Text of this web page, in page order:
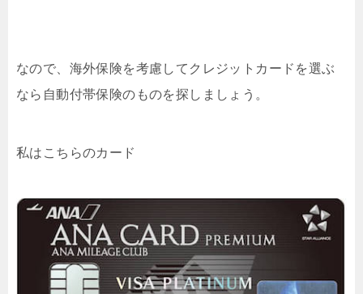
なので、海外保険を考慮してクレジットカードを選ぶ
なら自動付帯保険のものを探しましょう。
私はこちらのカード